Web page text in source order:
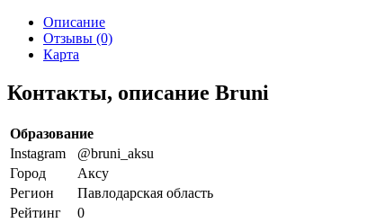
Описание
Отзывы (0)
Карта
Контакты, описание Bruni
Образование
Instagram
@bruni_aksu
Город
Аксу
Регион
Павлодарская область
Рейтинг
0